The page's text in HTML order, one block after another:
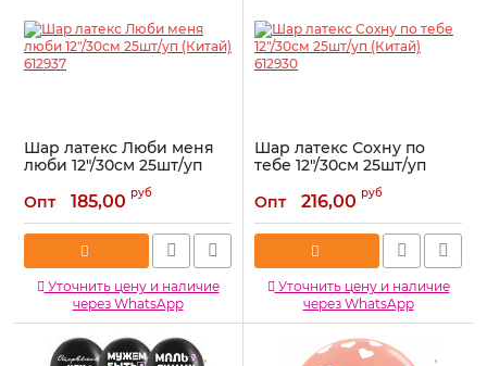
Шар латекс Люби меня
люби 12"/30см 25шт/уп
Артикул: 612937
Опт 185,00 руб
Уточнить цену и наличие
через WhatsApp
Шар латекс Сохну по
тебе 12"/30см 25шт/уп
Артикул: 612930
Опт 216,00 руб
Уточнить цену и наличие
через WhatsApp